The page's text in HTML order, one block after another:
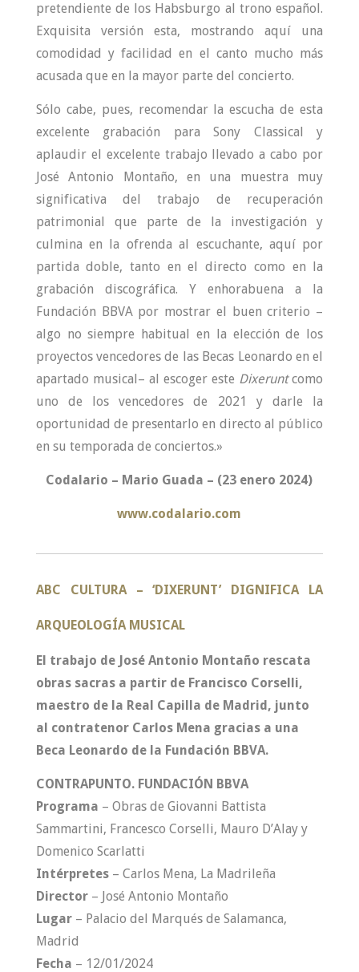
pretendiente de los Habsburgo al trono español.
Exquisita versión esta, mostrando aquí una
comodidad y facilidad en el canto mucho más
acusada que en la mayor parte del concierto.
Sólo cabe, pues, recomendar la escucha de esta
excelente grabación para Sony Classical y
aplaudir el excelente trabajo llevado a cabo por
José Antonio Montaño, en una muestra muy
significativa del trabajo de recuperación
patrimonial que parte de la investigación y
culmina en la ofrenda al escuchante, aquí por
partida doble, tanto en el directo como en la
grabación discográfica. Y enhorabuena a la
Fundación BBVA por mostrar el buen criterio –
algo no siempre habitual en la elección de los
proyectos vencedores de las Becas Leonardo en el
apartado musical– al escoger este Dixeruntcomo
uno de los vencedores de 2021 y darle la
oportunidad de presentarlo en directo al público
en su temporada de conciertos.»
Codalario – Mario Guada – (23 enero 2024)
www.codalario.com
ABC CULTURA – ‘DIXERUNT’ DIGNIFICA LA
ARQUEOLOGÍA MUSICAL
El trabajo de José Antonio Montaño rescata
obras sacras a partir de Francisco Corselli,
maestro de la Real Capilla de Madrid, junto
al contratenor Carlos Mena gracias a una
Beca Leonardo de la Fundación BBVA.
CONTRAPUNTO. FUNDACIÓN BBVA
Programa – Obras de Giovanni Battista
Sammartini, Francesco Corselli, Mauro D’Alay y
Domenico Scarlatti
Intérpretes – Carlos Mena, La Madrileña
Director – José Antonio Montaño
Lugar – Palacio del Marqués de Salamanca,
Madrid
Fecha – 12/01/2024